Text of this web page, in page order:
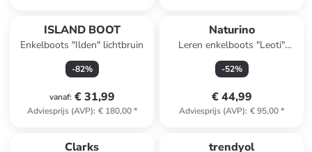
ISLAND BOOT
Enkelboots "Ilden" lichtbruin
-82%
vanaf: € 31,99
Adviesprijs (AVP): € 180,00*
Naturino
Leren enkelboots "Leoti"
lichtroze
-52%
€ 44,99
Adviesprijs (AVP): € 95,00*
Clarks trendyol